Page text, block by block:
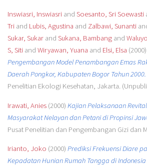
Inswiasri, Inswiasriand Soesanto, Sri Soewasti
Triand Lubis, Agustina and Zalbawi, Sunanti
Sukar, Sukarand Sukana, Bambangand
S, Sitiand Wiryawan, Yuana and Elsi, Elsa (2000)
Pengembangan Model Penambangan Emas
Daerah Pongkor, Kabupaten Bogor Tahun 2000.
Penelitian Ekologi Kesehatan, Jakarta.
Irawati, Anies(2000) Kajian Pelaksanaan
Masyarakat Nelayan dan Petani di Propinsi
Pusat Penelitian dan Pengembangan Gizi dan
Irianto, Joko (2000) Prediksi Frekuensi Diare
Kepadatan Hunian Rumah Tangga di Indonesia